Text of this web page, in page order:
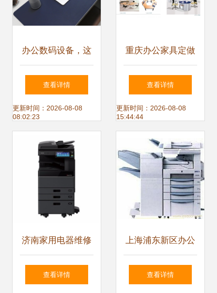
办公数码设备，这
套组合你值得拥
有！通讯设备篇
查看详情
更新时间：2026-08-08
08:02:23
重庆办公家具定做
远翔办公设备打造
高端办公与酒店家
具新标杆
查看详情
更新时间：2026-08-08
15:44:44
济南家用电器维修
指南 专业服务让居
查看详情
上海浦东新区办公
设备与通讯设备专
查看详情